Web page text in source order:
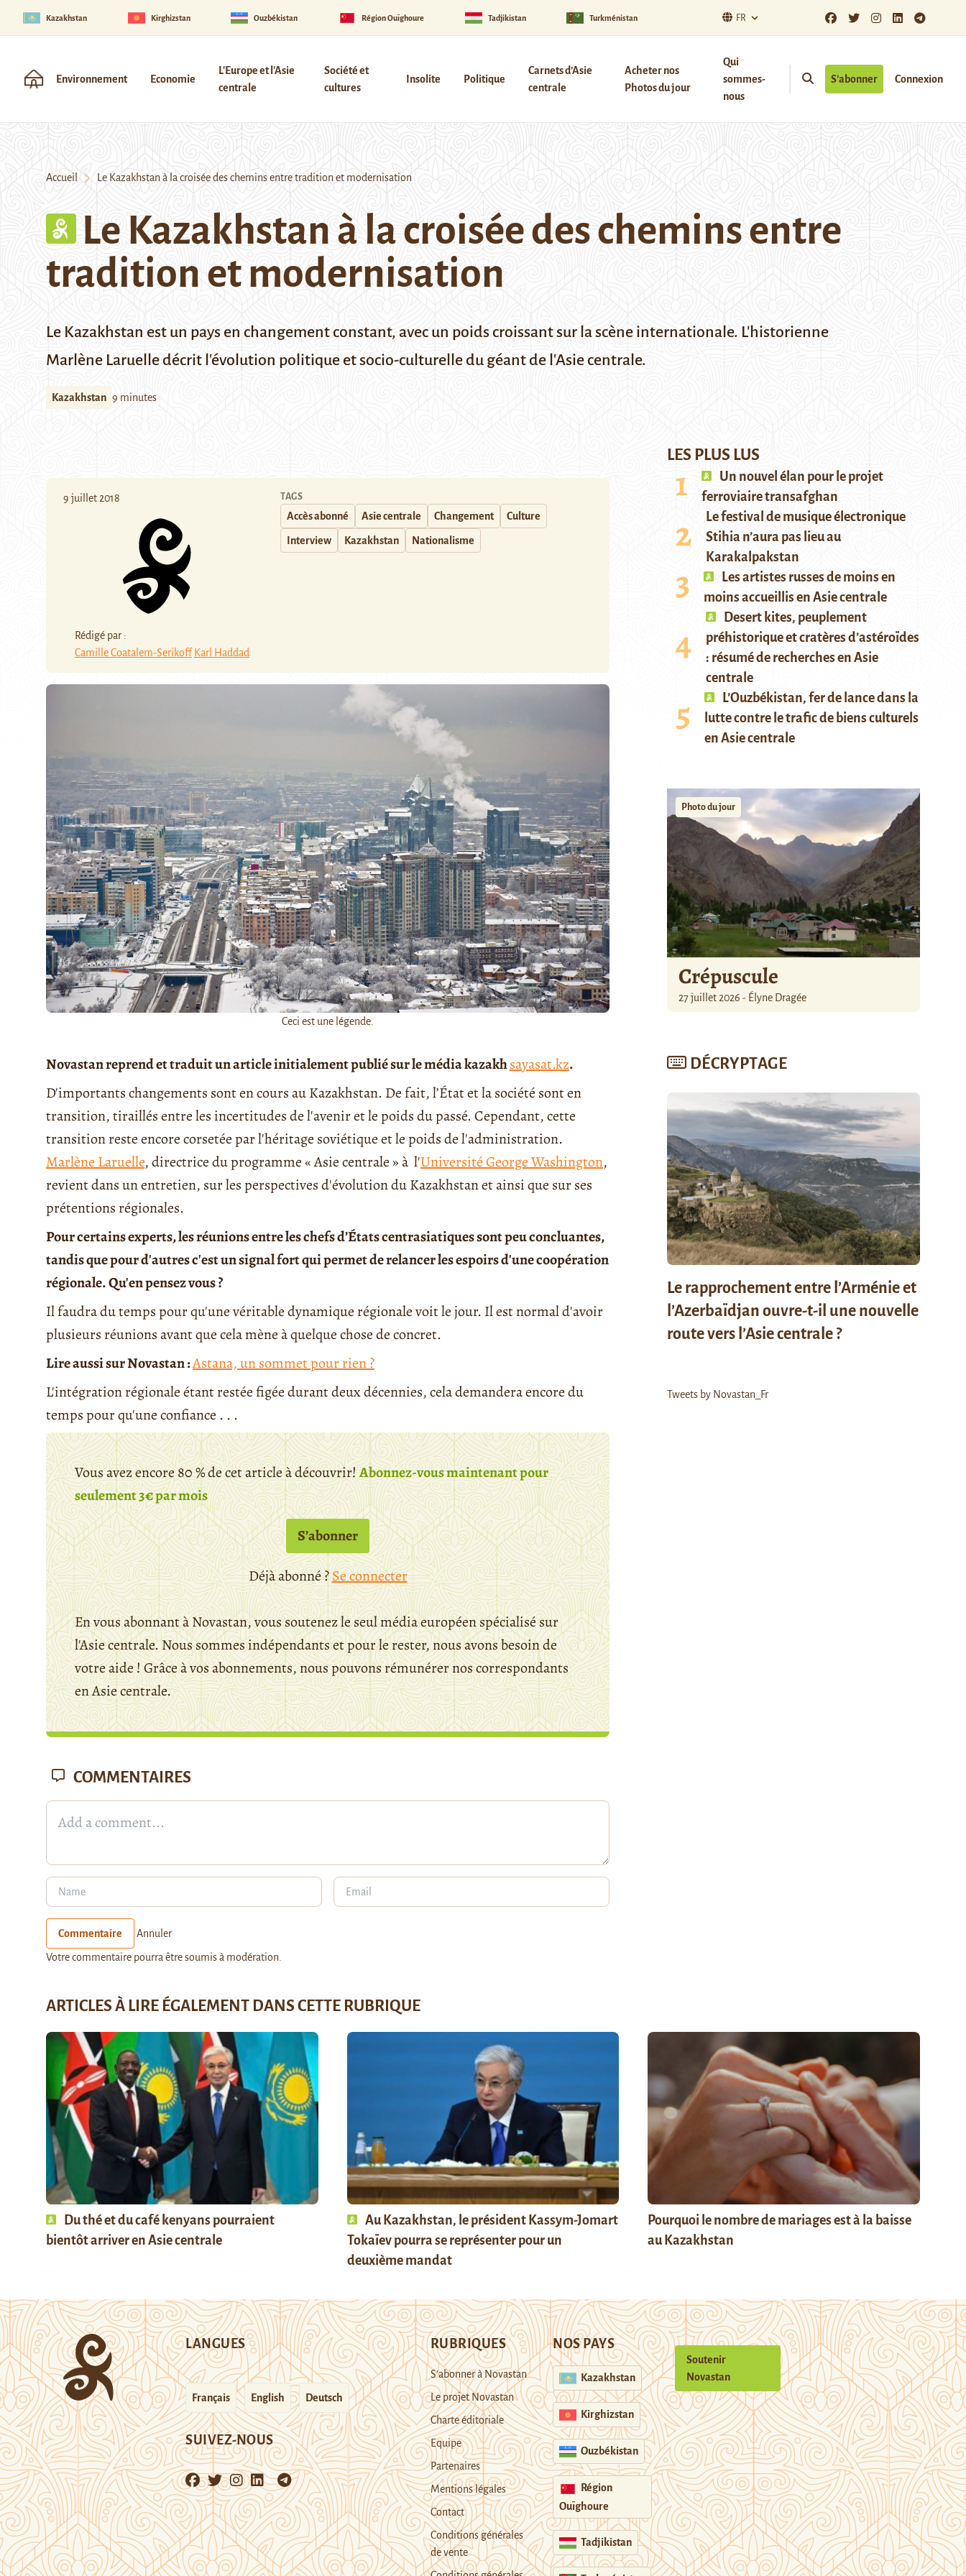
Kazakhstan Kirghizstan Ouzbékistan Région Ouïghoure Tadjikistan Turkménistan FR
Environnement Economie
L'Europe et l'Asie
centrale
Société et
cultures
Insolite Politique
Carnets d’Asie
centrale
Acheter nos
Photos du jour
Qui
sommes-
nous
S’abonner Connexion
Accueil Le Kazakhstan à la croisée des chemins entre tradition et modernisation
Le Kazakhstan à la croisée des chemins entre
tradition et modernisation
Le Kazakhstan est un pays en changement constant, avec un poids croissant sur la scène internationale. L'historienne
Marlène Laruelle décrit l'évolution politique et socio-culturelle du géant de l'Asie centrale.
Kazakhstan 9 minutes
9 juillet 2018
Rédigé par :
Camille Coatalem-Serikoff Karl Haddad
TAGS
Accès abonné Asie centrale Changement Culture
Interview Kazakhstan Nationalisme
Ceci est une légende.
Novastan reprend et traduit un article initialement publié sur le média kazakhsayasat.kz.
D'importants changements sont en cours au Kazakhstan. De fait, l’État et la société sont en
transition, tiraillés entre les incertitudes de l'avenir et le poids du passé. Cependant, cette
transition reste encore corsetée par l'héritage soviétique et le poids de l'administration.
Marlène Laruelle, directrice du programme « Asie centrale » à l'Université George Washington,
revient dans un entretien, sur les perspectives d'évolution du Kazakhstan et ainsi que sur ses
prétentions régionales.
Pour certains experts, les réunions entre les chefs d’États centrasiatiques sont peu concluantes,
tandis que pour d'autres c'est un signal fort qui permet de relancer les espoirs d'une coopération
régionale. Qu'en pensez vous ?
Il faudra du temps pour qu'une véritable dynamique régionale voit le jour. Il est normal d'avoir
plusieurs réunions avant que cela mène à quelque chose de concret.
Lire aussi sur Novastan :Astana, un sommet pour rien ?
L'intégration régionale étant restée figée durant deux décennies, cela demandera encore du
temps pour qu'une confiance . . .
Vous avez encore 80 % de cet article à découvrir!Abonnez-vous maintenant pour
seulement 3€ par mois
S’abonner
Déjà abonné ?Se connecter
En vous abonnant à Novastan, vous soutenez le seul média européen spécialisé sur
l'Asie centrale. Nous sommes indépendants et pour le rester, nous avons besoin de
votre aide ! Grâce à vos abonnements, nous pouvons rémunérer nos correspondants
en Asie centrale.
LES PLUS LUS
Un nouvel élan pour le projet
ferroviaire transafghan
Le festival de musique électronique
Stihia n’aura pas lieu au
Karakalpakstan
Les artistes russes de moins en
moins accueillis en Asie centrale
Desert kites, peuplement
préhistorique et cratères d’astéroïdes
: résumé de recherches en Asie
centrale
L’Ouzbékistan, fer de lance dans la
lutte contre le trafic de biens culturels
en Asie centrale
Photo du jour
Crépuscule
27 juillet 2026 - Élyne Dragée
DÉCRYPTAGE
Le rapprochement entre l’Arménie et
l’Azerbaïdjan ouvre-t-il une nouvelle
route vers l’Asie centrale ?
Tweets by Novastan_Fr
COMMENTAIRES
Commentaire Annuler
Votre commentaire pourra être soumis à modération.
ARTICLES À LIRE ÉGALEMENT DANS CETTE RUBRIQUE
Du thé et du café kenyans pourraient
bientôt arriver en Asie centrale
Au Kazakhstan, le président Kassym-Jomart
Tokaïev pourra se représenter pour un
deuxième mandat
Pourquoi le nombre de mariages est à la baisse
au Kazakhstan
LANGUES
Français English Deutsch
SUIVEZ-NOUS
RUBRIQUES
S’abonner à Novastan
Le projet Novastan
Charte éditoriale
Equipe
Partenaires
Mentions légales
Contact
Conditions générales
de vente
NOS PAYS
Kazakhstan
Kirghizstan
Ouzbékistan
Région
Ouïghoure
Tadjikistan
Soutenir
Novastan